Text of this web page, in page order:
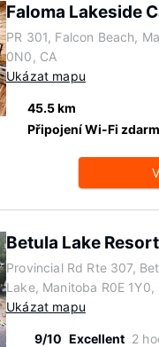
Faloma Lakeside
PR 301, Falcon Beach,
0N0, CA
Ukázat mapu
45.5 km
Připojení Wi-Fi
Betula Lake Resort
Provincial Rd Rte 307,
Lake, Manitoba R0E 1Y0,
Ukázat mapu
9/10 Excellent 2